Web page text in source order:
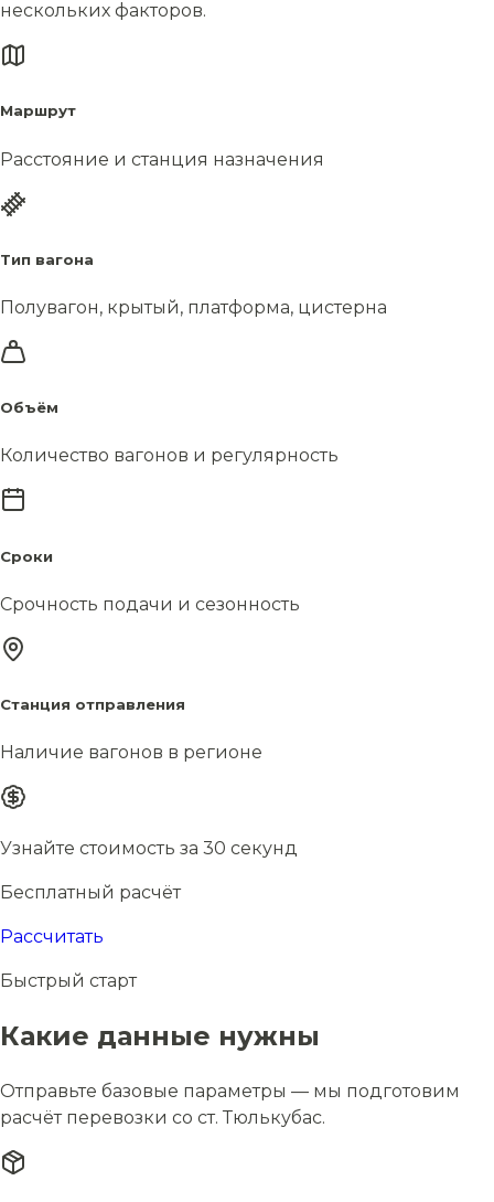
нескольких факторов.
Маршрут
Расстояние и станция назначения
Тип вагона
Полувагон, крытый, платформа, цистерна
Объём
Количество вагонов и регулярность
Сроки
Срочность подачи и сезонность
Станция отправления
Наличие вагонов в регионе
Узнайте стоимость за 30 секунд
Бесплатный расчёт
Рассчитать
Быстрый старт
Какие данные нужны
Отправьте базовые параметры — мы подготовим
расчёт перевозки со ст. Тюлькубас.